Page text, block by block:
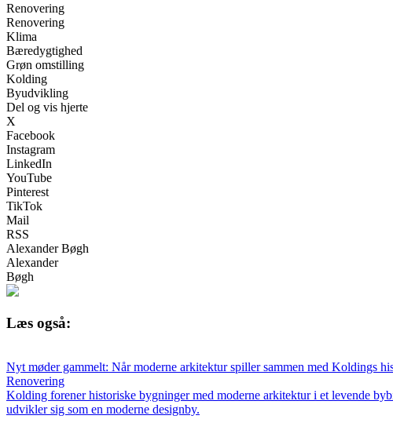
Renovering
Renovering
Klima
Bæredygtighed
Grøn omstilling
Kolding
Byudvikling
Del og vis hjerte
X
Facebook
Instagram
LinkedIn
YouTube
Pinterest
TikTok
Mail
RSS
Alexander Bøgh
Alexander
Bøgh
Læs også:
Nyt møder gammelt: Når moderne arkitektur spiller sammen med Koldings
Renovering
Kolding forener historiske bygninger med moderne arkitektur i et levende
udvikler sig som en moderne designby.